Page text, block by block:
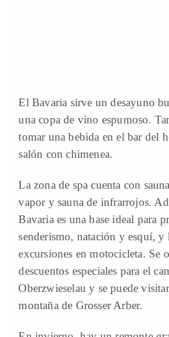
El Bavaria sirve un desayuno
una copa de vino espumoso.
tomar una bebida en el bar del
salón con chimenea.
La zona de spa cuenta con
vapor y sauna de infrarrojos.
Bavaria es una base ideal para
senderismo, natación y esquí, y
excursiones en motocicleta. Se
descuentos especiales para el
Oberzwieselau y se puede
montaña de Grosser Arber.